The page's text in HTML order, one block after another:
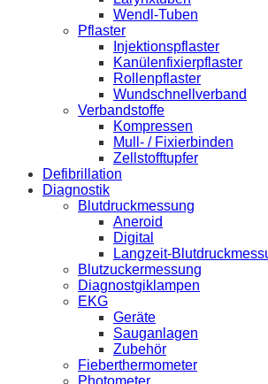
Wendl-Tuben
Pflaster
Injektionspflaster
Kanülenfixierpflaster
Rollenpflaster
Wundschnellverband
Verbandstoffe
Kompressen
Mull- / Fixierbinden
Zellstofftupfer
Defibrillation
Diagnostik
Blutdruckmessung
Aneroid
Digital
Langzeit-
Blutzuckermessung
Diagnostgiklampen
EKG
Geräte
Sauganlagen
Zubehör
Fieberthermometer
Photometer